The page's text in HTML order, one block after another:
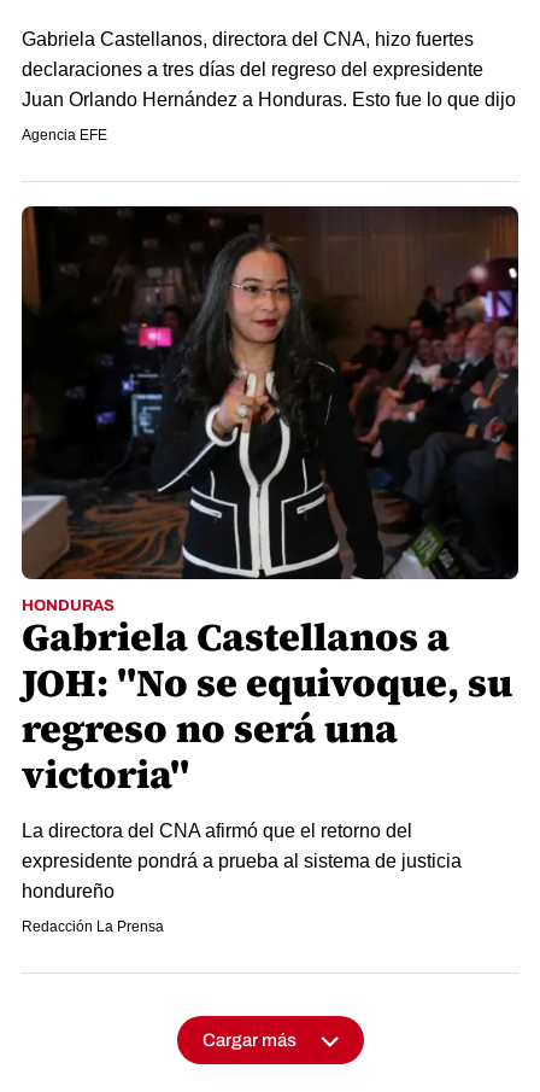
Gabriela Castellanos, directora del CNA, hizo fuertes
declaraciones a tres días del regreso del expresidente
Juan Orlando Hernández a Honduras. Esto fue lo que dijo
Agencia EFE
HONDURAS
Gabriela Castellanos a
JOH: "No se equivoque, su
regreso no será una
victoria"
La directora del CNA afirmó que el retorno del
expresidente pondrá a prueba al sistema de justicia
hondureño
Redacción La Prensa
Cargar más